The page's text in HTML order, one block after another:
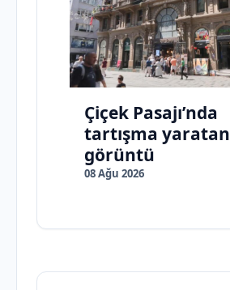
Çiçek Pasajı’nda
tartışma yaratan
görüntü
08 Ağu 2026